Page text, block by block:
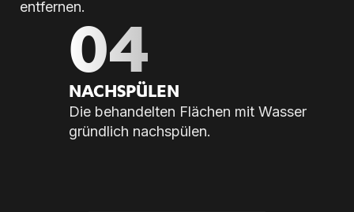
entfernen.
04
NACH­SPÜ­LEN
Die behandelten Flächen mit Wasser
gründlich nachspülen.